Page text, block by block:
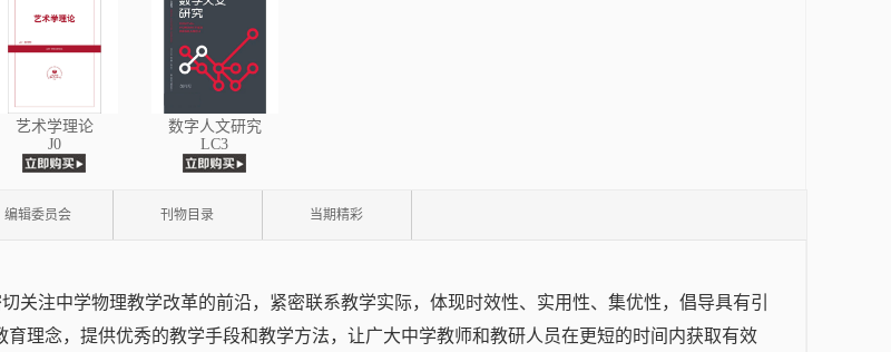
艺术学理论
J0
数字人文研究
LC3
编辑委员会 刊物目录 当期精彩
关注中学物理教学改革的前沿，紧密联系教学实际，体现时效性、实用性、集优性，倡导具有引
育理念，提供优秀的教学手段和教学方法，让广大中学教师和教研人员在更短的时间内获取有效